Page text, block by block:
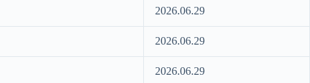
2026.06.29
2026.06.29
2026.06.29